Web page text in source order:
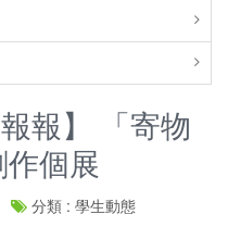
報】 「寄物
個展
分類 : 學生動態